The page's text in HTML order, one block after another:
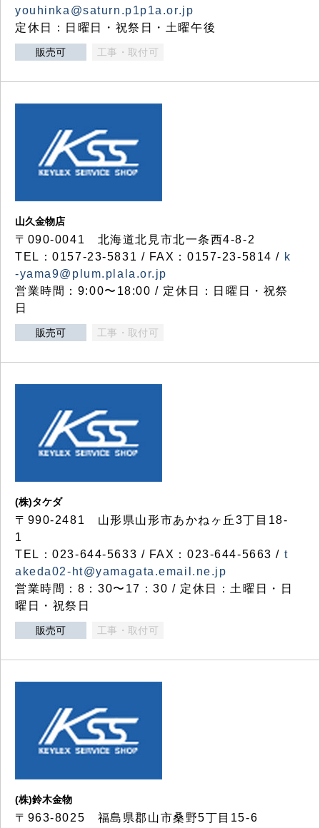
youhinka@saturn.p1p1a.or.jp
定休日：日曜日・祝祭日・土曜午後
販売可 工事・取付可
山久金物店
〒090-0041 北海道北見市北一条西4-8-2
TEL：0157-23-5831 / FAX：0157-23-5814 / k
-yama9@plum.plala.or.jp
営業時間：9:00〜18:00 / 定休日：日曜日・祝祭
日
販売可 工事・取付可
(株)タケダ
〒990-2481 山形県山形市あかねヶ丘3丁目18-
1
TEL：023-644-5633 / FAX：023-644-5663 / t
akeda02-ht@yamagata.email.ne.jp
営業時間：8：30〜17：30 / 定休日：土曜日・日
曜日・祝祭日
販売可 工事・取付可
(株)鈴木金物
〒963-8025 福島県郡山市桑野5丁目15-6